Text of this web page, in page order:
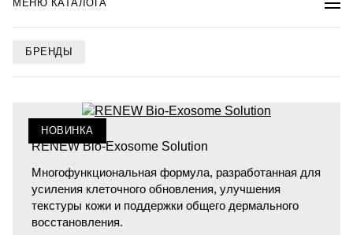
МЕНЮ КАТАЛОГА
БРЕНДЫ
НОВИНКА
RENEW Bio-Exosome Solution
Многофункциональная формула, разработанная для
усиления клеточного обновления, улучшения
текстуры кожи и поддержки общего дермального
восстановления.